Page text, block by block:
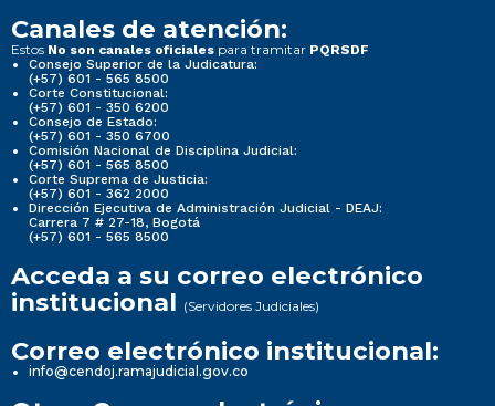
Canales de atención:
Estos No son canales oficiales para tramitar PQRSDF
Consejo Superior de la Judicatura:
(+57) 601 - 565 8500
Corte Constitucional:
(+57) 601 - 350 6200
Consejo de Estado:
(+57) 601 - 350 6700
Comisión Nacional de Disciplina Judicial:
(+57) 601 - 565 8500
Corte Suprema de Justicia:
(+57) 601 - 362 2000
Dirección Ejecutiva de Administración Judicial - DEAJ:
Carrera 7 # 27-18, Bogotá
(+57) 601 - 565 8500
Acceda a su correo electrónico
institucional (Servidores Judiciales)
Correo electrónico institucional:
info@cendoj.ramajudicial.gov.co